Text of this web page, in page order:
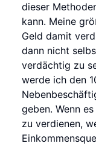
dieser
kann. Meine
Geld damit
dann nicht
verdächtig zu
werde ich den
geben. Wenn
zu verdienen,